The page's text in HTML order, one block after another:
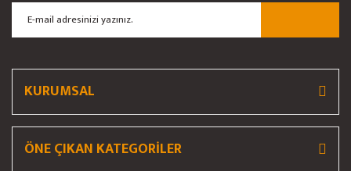
KURUMSAL
ÖNE ÇIKAN KATEGORİLER